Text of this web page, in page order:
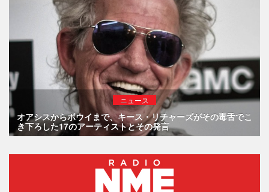
ニュース
オアシスからボウイまで、キース・リチャーズがその毒舌でこ
き下ろした17のアーティストとその発言